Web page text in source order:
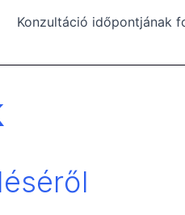
Konzultáció időpontjának